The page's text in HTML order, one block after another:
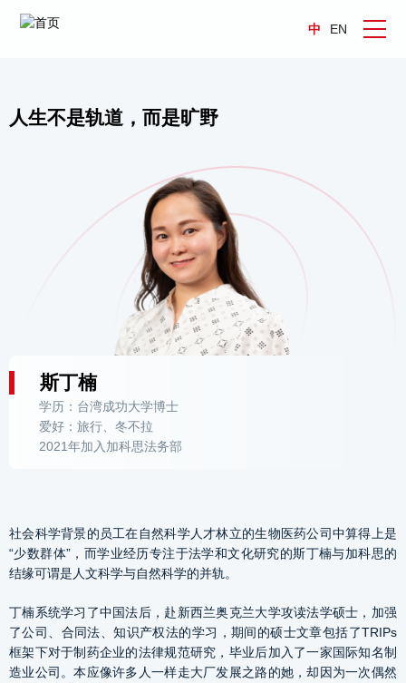
中 EN
人生不是轨道，而是旷野
斯丁楠
学历：台湾成功大学博士
爱好：旅行、冬不拉
2021年加入加科思法务部
社会科学背景的员工在自然科学人才林立的生物医药公司中算得上是
“少数群体”，而学业经历专注于法学和文化研究的斯丁楠与加科思的
结缘可谓是人文科学与自然科学的并轨。
丁楠系统学习了中国法后，赴新西兰奥克兰大学攻读法学硕士，加强
了公司、合同法、知识产权法的学习，期间的硕士文章包括了TRIPs
框架下对于制药企业的法律规范研究，毕业后加入了一家国际知名制
造业公司。本应像许多人一样走大厂发展之路的她，却因为一次偶然